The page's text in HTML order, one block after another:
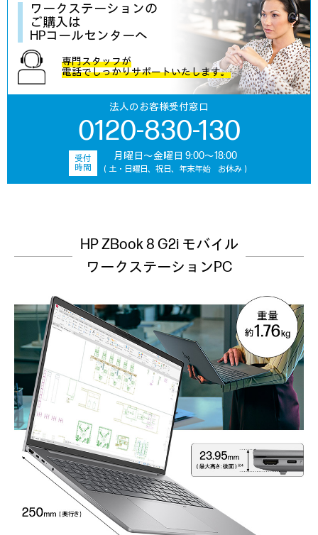
ワークステーションの
ご購入は
HPコールセンターへ
専門スタッフが
電話でしっかりサポートいたします。
法人のお客様受付窓口
0120-830-130
受付
時間
月曜日～金曜日 9:00～18:00
（土・日曜日、祝日、年末年始 お休み）
HP ZBook 8 G2i モバイル
ワークステーションPC